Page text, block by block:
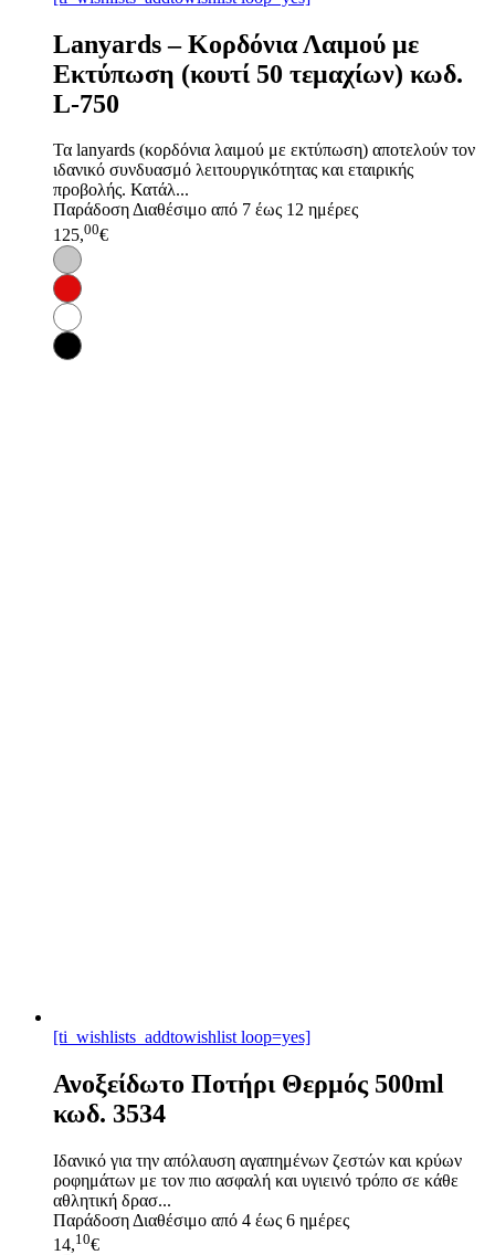
Lanyards – Kορδόνια Λαιμού με
Εκτύπωση (κουτί 50 τεμαχίων) κωδ.
L-750
Τα lanyards (κορδόνια λαιμού με εκτύπωση) αποτελούν τον
ιδανικό συνδυασμό λειτουργικότητας και εταιρικής
προβολής. Κατάλ...
ΠαράδοσηΔιαθέσιμο από 7 έως 12 ημέρες
125,00€
[ti_wishlists_addtowishlist loop=yes]
Ανοξείδωτο Ποτήρι Θερμός 500ml
κωδ. 3534
Ιδανικό για την απόλαυση αγαπημένων ζεστών και κρύων
ροφημάτων με τον πιο ασφαλή και υγιεινό τρόπο σε κάθε
αθλητική δρασ...
Παράδοση Διαθέσιμο από 4 έως 6 ημέρες
14,10€